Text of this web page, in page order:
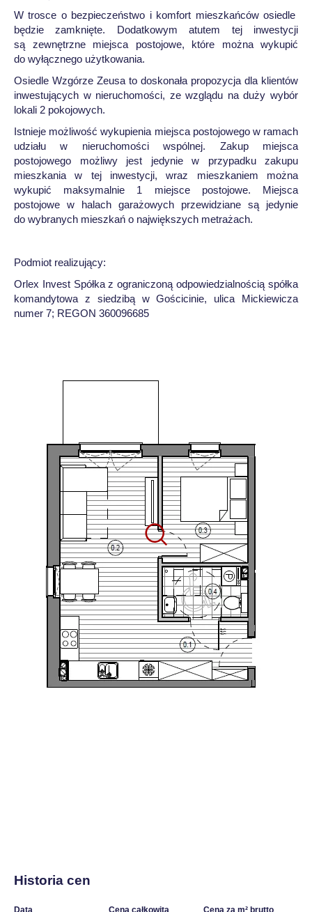
W trosce o bezpieczeństwo i komfort mieszkańców osiedle
będzie zamknięte. Dodatkowym atutem tej inwestycji
są zewnętrzne miejsca postojowe, które można wykupić
do wyłącznego użytkowania.
Osiedle Wzgórze Zeusa to doskonała propozycja dla klientów
inwestujących w nieruchomości, ze wzglądu na duży wybór
lokali 2 pokojowych.
Istnieje możliwość wykupienia miejsca postojowego w ramach
udziału w nieruchomości wspólnej. Zakup miejsca
postojowego możliwy jest jedynie w przypadku zakupu
mieszkania w tej inwestycji, wraz mieszkaniem można
wykupić maksymalnie 1 miejsce postojowe. Miejsca
postojowe w halach garażowych przewidziane są jedynie
do wybranych mieszkań o największych metrażach.
Podmiot realizujący:
Orlex Invest Spółka z ograniczoną odpowiedzialnością spółka
komandytowa z siedzibą w Gościcinie, ulica Mickiewicza
numer 7; REGON 360096685
Historia cen
Data Cena całkowita Cena za m² brutto